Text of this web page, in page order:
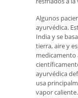
Algunos
ayurvédica.
India y se
tierra, aire y
medicamento
ayurvédica
usa
vapor